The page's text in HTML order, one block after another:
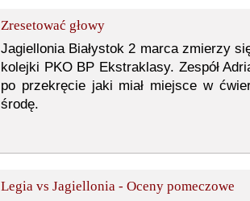
Zresetować głowy
Jagiellonia Białystok 2 marca zmierzy
kolejki PKO BP Ekstraklasy. Zespół
po przekręcie jaki miał miejsce w
środę.
Legia vs Jagiellonia - Oceny pomeczowe